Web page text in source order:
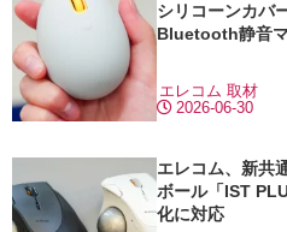
シリコーンカバ
Bluetooth静音
2026-06-30
エレコム 取材
エレコム、新共
ボール「IST
化に対応